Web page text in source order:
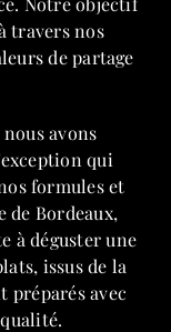
travers nos
de partage
avons
qui
formules et
Bordeaux,
à déguster une
issus de la
avec